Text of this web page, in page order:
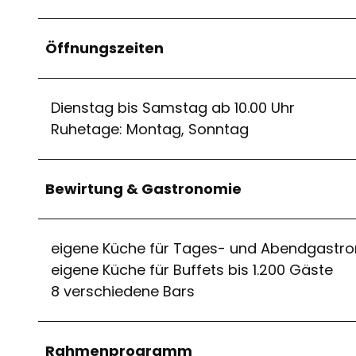
Öffnungszeiten
Dienstag bis Samstag ab 10.00 Uhr
Ruhetage: Montag, Sonntag
Bewirtung & Gastronomie
eigene Küche für Tages- und
eigene Küche für Buffets bis 1.200 Gäste
8 verschiedene Bars
Rahmenprogramm